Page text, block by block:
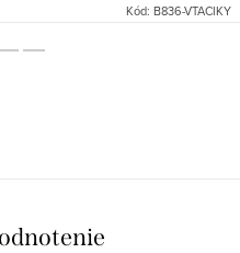
ktorý si deti obľúbia a rodičia
ocenia. Vyrobený z jemného...
Kód: B836-VTACIKY